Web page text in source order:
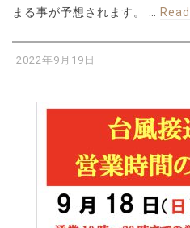
まる事が予想されます。 …
2022年9月19日